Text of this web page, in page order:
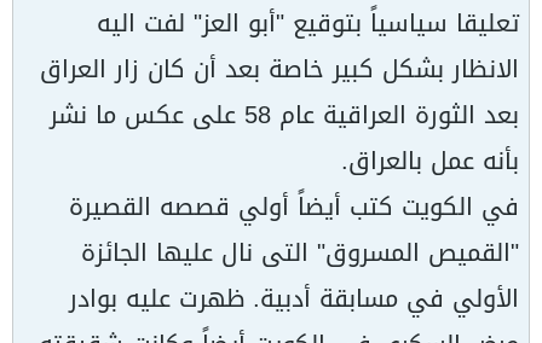
تعليقا سياسياً بتوقيع "أبو العز" لفت اليه
الانظار بشكل كبير خاصة بعد أن كان زار العراق
بعد الثورة العراقية عام 58 على عكس ما نشر
بأنه عمل بالعراق.
في الكويت كتب أيضاً أولي قصصه القصيرة
"القميص المسروق" التى نال عليها الجائزة
الأولي في مسابقة أدبية. ظهرت عليه بوادر